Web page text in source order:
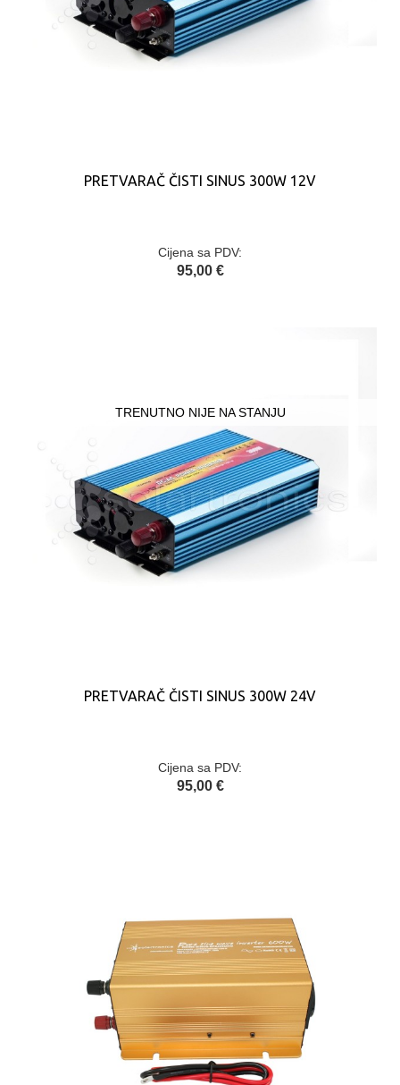
PRETVARAČ ČISTI SINUS 300W 12V
Cijena sa PDV:
95,00 €
TRENUTNO NIJE NA STANJU
PRETVARAČ ČISTI SINUS 300W 24V
Cijena sa PDV:
95,00 €